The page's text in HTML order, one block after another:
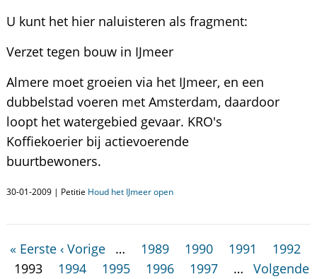
U kunt het hier naluisteren als fragment:
Verzet tegen bouw in IJmeer
Almere moet groeien via het IJmeer, en een
dubbelstad voeren met Amsterdam, daardoor
loopt het watergebied gevaar. KRO's
Koffiekoerier bij actievoerende
buurtbewoners.
30-01-2009 | Petitie Houd het IJmeer open
« Eerste ‹ Vorige … 1989 1990 1991
1992
1993
1994 1995 1996 1997 …
Volgende